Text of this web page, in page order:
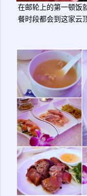
在邮轮上的第一顿饭
餐时段都会到这家云